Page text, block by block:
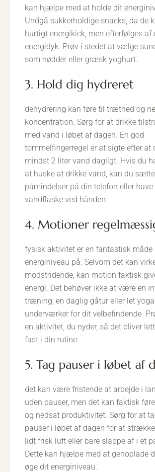
kan hjælpe med at holde dit
Undgå sukkerholdige snacks, da de
hurtigt energikick, men efterfølges af
energidyk. Prøv i stedet at vælge
som nødder eller græsk yoghurt.
3. Hold dig hydreret
dehydrering kan føre til træthed og
koncentration. Sørg for at drikke
med vand i løbet af dagen. En god
tommelfingerregel er at sigte efter at
mindst 2 liter vand dagligt. Hvis du
at huske at drikke vand, kan du sætte
påmindelser på din telefon eller have
vandflaske ved hånden.
4. Motioner
fysisk aktivitet er en fantastisk måde
energiniveau på. Selvom det kan
modstridende, kan motion faktisk
energi. Det behøver ikke at være en
træning; en daglig gåtur eller let
underværker for dit velbefindende.
en aktivitet, du nyder, så det bliver
fast i din rutine.
5. Tag pauser i løbet af
det kan være fristende at arbejde i
uden pauser, men det kan faktisk
og nedsat produktivitet. Sørg for at
pauser i løbet af dagen for at
lidt frisk luft eller bare slappe af i et
Dette kan hjælpe med at genoplade
øge dit energiniveau.